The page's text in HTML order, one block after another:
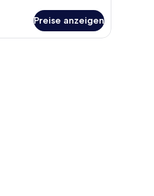
Preise anzeigen